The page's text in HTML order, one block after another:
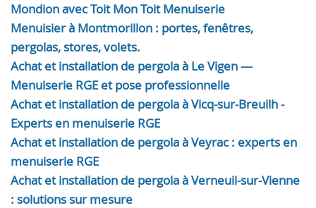
Mondion avec Toit Mon Toit Menuiserie
Menuisier à Montmorillon : portes, fenêtres,
pergolas, stores, volets.
Achat et installation de pergola à Le Vigen —
Menuiserie RGE et pose professionnelle
Achat et installation de pergola à Vicq-sur-Breuilh -
Experts en menuiserie RGE
Achat et installation de pergola à Veyrac : experts en
menuiserie RGE
Achat et installation de pergola à Verneuil-sur-Vienne
: solutions sur mesure